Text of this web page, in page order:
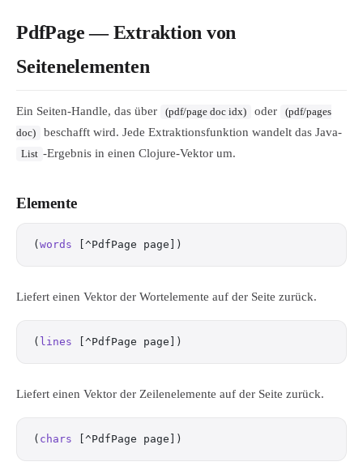
PdfPage — Extraktion von
Seitenelementen
Ein Seiten-Handle, das über (pdf/page doc idx) oder
(pdf/pages
doc)
beschafft wird. Jede Extraktionsfunktion wandelt das Java-
List -Ergebnis in einen Clojure-Vektor um.
Elemente
( words [^PdfPage page])
Liefert einen Vektor der Wortelemente auf der Seite zurück.
( lines [^PdfPage page])
Liefert einen Vektor der Zeilenelemente auf der Seite zurück.
( chars [^PdfPage page])